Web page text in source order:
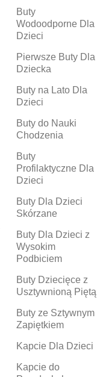
Buty
Wodoodporne Dla
Dzieci
Pierwsze Buty Dla
Dziecka
Buty na Lato Dla
Dzieci
Buty do Nauki
Chodzenia
Buty
Profilaktyczne Dla
Dzieci
Buty Dla Dzieci
Skórzane
Buty Dla Dzieci z
Wysokim
Podbiciem
Buty Dziecięce z
Usztywnioną Piętą
Buty ze Sztywnym
Zapiętkiem
Kapcie Dla Dzieci
Kapcie do